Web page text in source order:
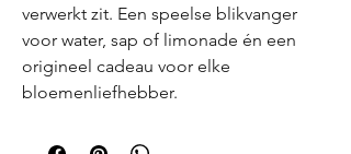
verwerkt zit. Een speelse blikvanger
voor water, sap of limonade én een
origineel cadeau voor elke
bloemenliefhebber.